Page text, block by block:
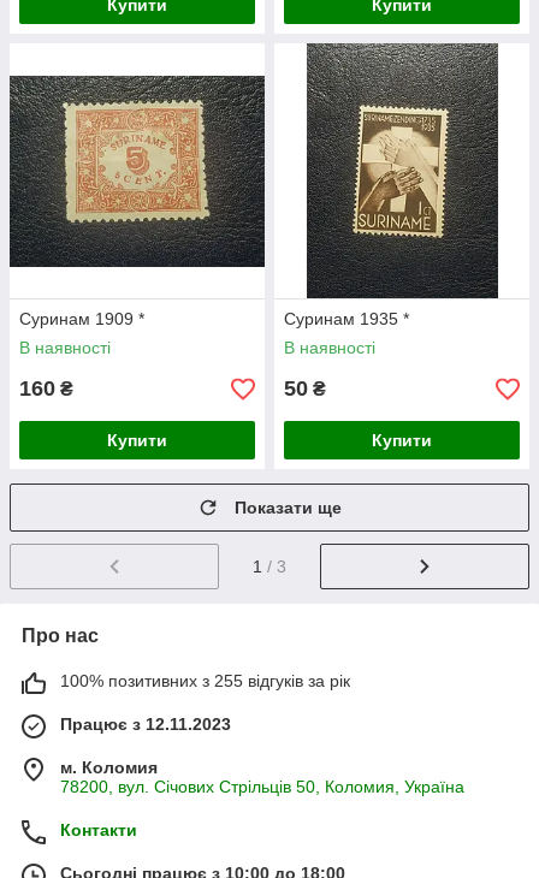
Купити Купити
Cуринам 1909 *
В наявності
160 ₴
Купити
Cуринам 1935 *
В наявності
50 ₴
Купити
Показати ще
1 / 3
Про нас
100% позитивних з 255 відгуків за рік
Працює з 12.11.2023
м. Коломия
78200, вул. Січових Стрільців 50, Коломия, Україна
Контакти
Сьогодні працює з 10:00 до 18:00